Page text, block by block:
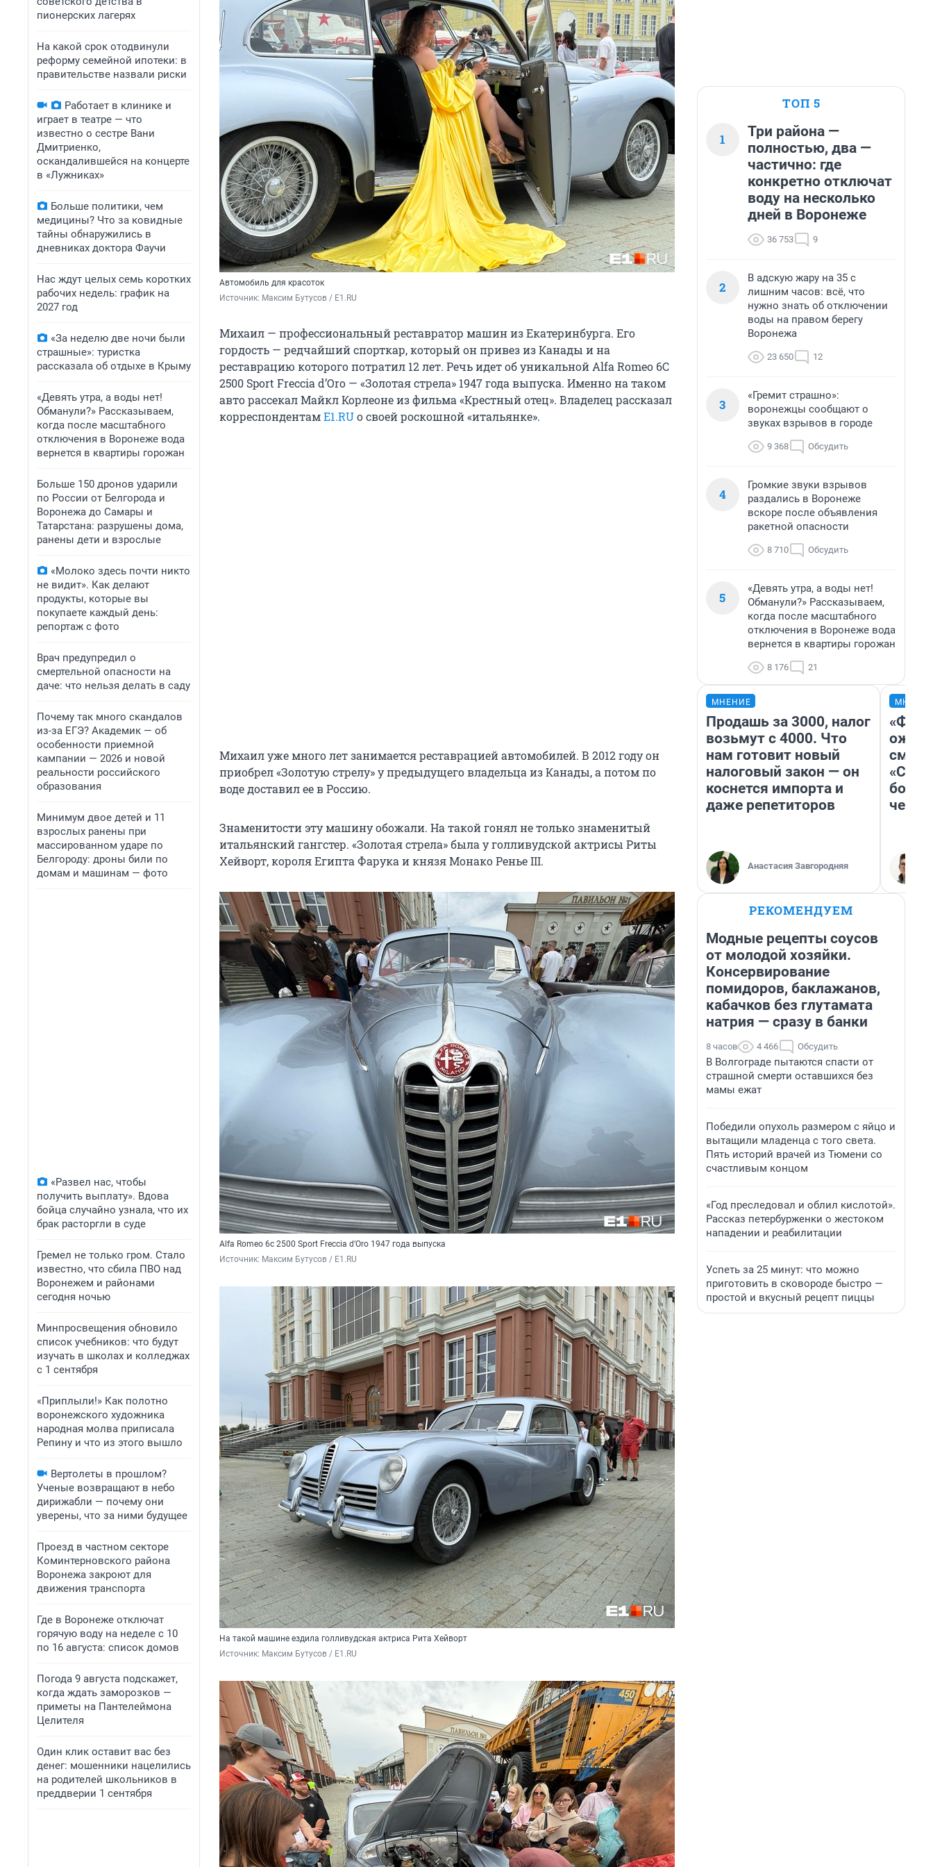
пионерских лагерях
На какой срок отодвинули
реформу семейной ипотеки: в
правительстве назвали риски
Работает в клинике и
играет в театре — что
известно о сестре Вани
Дмитриенко,
оскандалившейся на концерте
в «Лужниках»
Больше политики, чем
медицины? Что за ковидные
тайны обнаружились в
дневниках доктора Фаучи
Нас ждут целых семь коротких
рабочих недель: график на
2027 год
«За неделю две ночи были
страшные»: туристка
рассказала об отдыхе в Крыму
«Девять утра, а воды нет!
Обманули?» Рассказываем,
когда после масштабного
отключения в Воронеже вода
вернется в квартиры горожан
Больше 150 дронов ударили
по России от Белгорода и
Воронежа до Самары и
Татарстана: разрушены дома,
ранены дети и взрослые
«Молоко здесь почти никто
не видит». Как делают
продукты, которые вы
покупаете каждый день:
репортаж с фото
Врач предупредил о
смертельной опасности на
даче: что нельзя делать в саду
Почему так много скандалов
из-за ЕГЭ? Академик — об
особенности приемной
кампании — 2026 и новой
реальности российского
образования
Минимум двое детей и 11
взрослых ранены при
массированном ударе по
Белгороду: дроны били по
домам и машинам — фото
«Развел нас, чтобы
получить выплату». Вдова
бойца случайно узнала, что их
брак расторгли в суде
Гремел не только гром. Стало
известно, что сбила ПВО над
Воронежем и районами
сегодня ночью
Минпросвещения обновило
список учебников: что будут
изучать в школах и колледжах
с 1 сентября
«Приплыли!» Как полотно
воронежского художника
народная молва приписала
Репину и что из этого вышло
Вертолеты в прошлом?
Ученые возвращают в небо
дирижабли — почему они
уверены, что за ними будущее
Проезд в частном секторе
Коминтерновского района
Воронежа закроют для
движения транспорта
Где в Воронеже отключат
горячую воду на неделе с 10
по 16 августа: список домов
Погода 9 августа подскажет,
когда ждать заморозков —
приметы на Пантелеймона
Целителя
Один клик оставит вас без
денег: мошенники нацелились
на родителей школьников в
преддверии 1 сентября
Автомобиль для красоток
Источник: Максим Бутусов / E1.RU
Михаил — профессиональный реставратор машин из Екатеринбурга. Его
гордость — редчайший спорткар, который он привез из Канады и на
реставрацию которого потратил 12 лет. Речь идет об уникальной Alfa Romeo 6С
2500 Sport Freccia d’Oro — «Золотая стрела» 1947 года выпуска. Именно на таком
авто рассекал Майкл Корлеоне из фильма «Крестный отец». Владелец рассказал
корреспондентамE1.RUо своей роскошной «итальянке».
Михаил уже много лет занимается реставрацией автомобилей. В 2012 году он
приобрел «Золотую стрелу» у предыдущего владельца из Канады, а потом по
воде доставил ее в Россию.
Знаменитости эту машину обожали. На такой гонял не только знаменитый
итальянский гангстер. «Золотая стрела» была у голливудской актрисы Риты
Хейворт, короля Египта Фарука и князя Монако Ренье III.
Alfa Romeo 6c 2500 Sport Freccia d’Oro 1947 года выпуска
Источник: Максим Бутусов / E1.RU
На такой машине ездила голливудская актриса Рита Хейворт
Источник: Максим Бутусов / E1.RU
ТОП 5
1
Три района —
полностью, два —
частично: где
конкретно отключат
воду на несколько
дней в Воронеже
36 753 9
2
В адскую жару на 35 с
лишним часов: всё, что
нужно знать об отключении
воды на правом берегу
Воронежа
23 650 12
3
«Гремит страшно»:
воронежцы сообщают о
звуках взрывов в городе
9 368 Обсудить
4
Громкие звуки взрывов
раздались в Воронеже
вскоре после объявления
ракетной опасности
8 710 Обсудить
5
«Девять утра, а воды нет!
Обманули?» Рассказываем,
когда после масштабного
отключения в Воронеже вода
вернется в квартиры горожан
8 176 21
МНЕНИЕ
Продашь за 3000, налог
возьмут с 4000. Что
нам готовит новый
налоговый закон — он
коснется импорта и
даже репетиторов
Анастасия Завгородняя
РЕКОМЕНДУЕМ
Модные рецепты соусов
от молодой хозяйки.
Консервирование
помидоров, баклажанов,
кабачков без глутамата
натрия — сразу в банки
8 часов 4 466 Обсудить
В Волгограде пытаются спасти от
страшной смерти оставшихся без
мамы ежат
Победили опухоль размером с яйцо и
вытащили младенца с того света.
Пять историй врачей из Тюмени со
счастливым концом
«Год преследовал и облил кислотой».
Рассказ петербурженки о жестоком
нападении и реабилитации
Успеть за 25 минут: что можно
приготовить в сковороде быстро —
простой и вкусный рецепт пиццы